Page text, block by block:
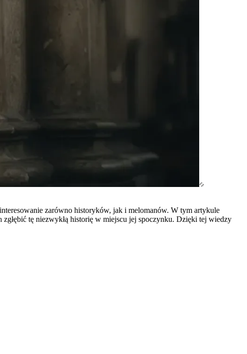
zarówno historyków, jak i melomanów. W tym artykule
tę niezwykłą historię w miejscu jej spoczynku. Dzięki tej wiedzy